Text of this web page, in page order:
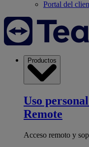
Portal del
Productos
Uso
Remote
Acceso remoto y